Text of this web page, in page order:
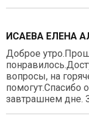
ИСАЕВА ЕЛЕНА
Доброе
вопросы, на
помогут.Спасибо
завтрашнем дне.